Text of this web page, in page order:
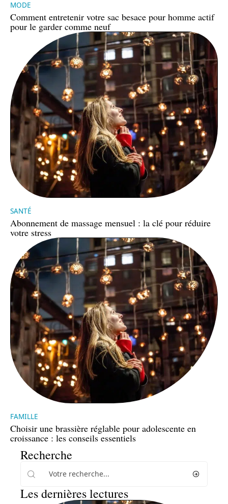
MODE
Comment entretenir votre sac besace pour homme actif
pour le garder comme neuf
SANTÉ
Abonnement de massage mensuel : la clé pour réduire
votre stress
FAMILLE
Choisir une brassière réglable pour adolescente en
croissance : les conseils essentiels
Recherche
Les dernières lectures